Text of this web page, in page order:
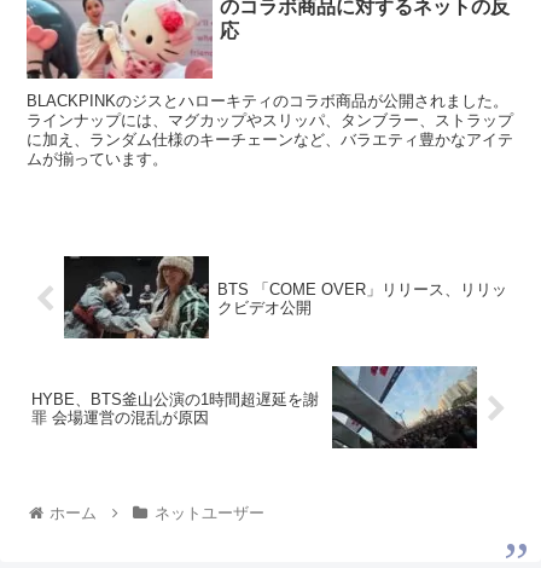
のコラボ商品に対するネットの反
応
BLACKPINKのジスとハローキティのコラボ商品が公開されました。
ラインナップには、マグカップやスリッパ、タンブラー、ストラップ
に加え、ランダム仕様のキーチェーンなど、バラエティ豊かなアイテ
ムが揃っています。
BTS 「COME OVER」リリース、リリッ
クビデオ公開
HYBE、BTS釜山公演の1時間超遅延を謝
罪 会場運営の混乱が原因
ホーム ネットユーザー